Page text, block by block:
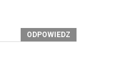
ODPOWIEDZ